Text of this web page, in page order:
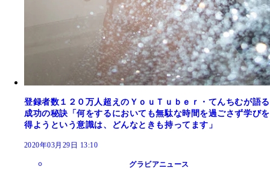
登録者数１２０万人超えのＹｏｕＴｕｂｅｒ・てんちむが語る
成功の秘訣「何をするにおいても無駄な時間を過ごさず学びを
得ようという意識は、どんなときも持ってます」
2020年03月29日 13:10
グラビアニュース